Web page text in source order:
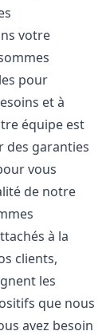
votre
pour
et à
équipe est
des garanties
vous
de notre
à la
clients,
les
que nous
avez besoin